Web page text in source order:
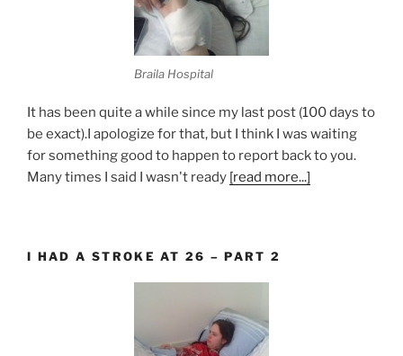
Braila Hospital
It has been quite a while since my last post (100 days to
be exact).I apologize for that, but I think I was waiting
for something good to happen to report back to you.
Many times I said I wasn't ready [read more...]
I HAD A STROKE AT 26 – PART 2